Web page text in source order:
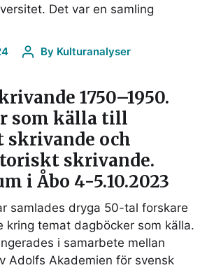
Det var en samling
By Kulturanalyser
1750–1950.
som källa till
skrivande och
skrivande.
i Åbo 4-5.10.2023
samlades dryga 50-tal forskare
kring temat dagböcker som källa.
i samarbete mellan
Adolfs Akademien för svensk